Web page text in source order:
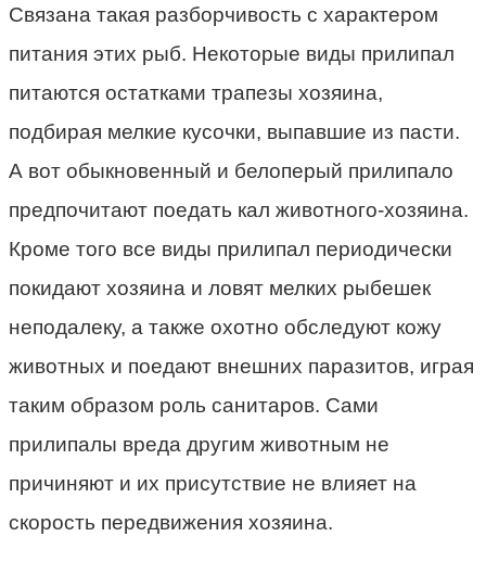
Связана такая разборчивость с характером
питания этих рыб. Некоторые виды прилипал
питаются остатками трапезы хозяина,
подбирая мелкие кусочки, выпавшие из пасти.
А вот обыкновенный и белоперый прилипало
предпочитают поедать кал животного-хозяина.
Кроме того все виды прилипал периодически
покидают хозяина и ловят мелких рыбешек
неподалеку, а также охотно обследуют кожу
животных и поедают внешних паразитов, играя
таким образом роль санитаров. Сами
прилипалы вреда другим животным не
причиняют и их присутствие не влияет на
скорость передвижения хозяина.